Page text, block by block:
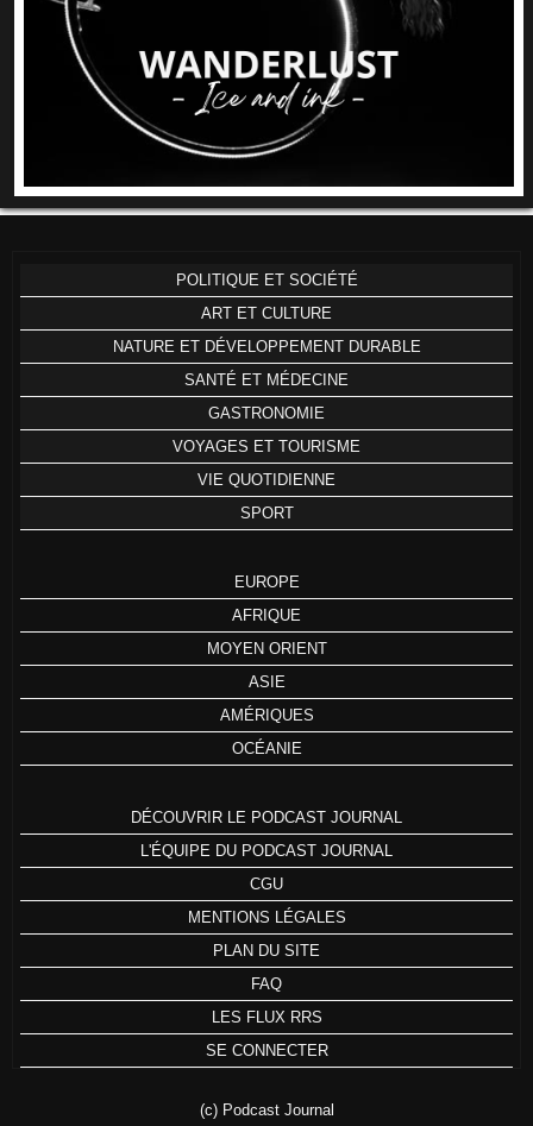
POLITIQUE ET SOCIÉTÉ
ART ET CULTURE
NATURE ET DÉVELOPPEMENT DURABLE
SANTÉ ET MÉDECINE
GASTRONOMIE
VOYAGES ET TOURISME
VIE QUOTIDIENNE
SPORT
EUROPE
AFRIQUE
MOYEN ORIENT
ASIE
AMÉRIQUES
OCÉANIE
DÉCOUVRIR LE PODCAST JOURNAL
L'ÉQUIPE DU PODCAST JOURNAL
CGU
MENTIONS LÉGALES
PLAN DU SITE
FAQ
LES FLUX RRS
SE CONNECTER
(c) Podcast Journal